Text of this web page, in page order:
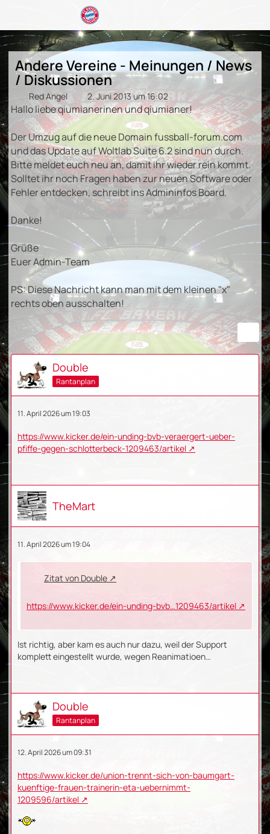
FC Bayern München
Andere Vereine - Meinungen / News
/ Diskussionen
Red Angel 2. Juni 2013 um 16:02
Hallo liebe qiumianerinen und qiumianer!
Der Umzug auf die neue Domain fussball-forum.com
und das Update auf Woltlab Suite 6.2 sind nun durch.
Bitte meldet euch neu an, damit ihr wieder rein kommt.
Solltet ihr noch Fragen haben zur neuen Software oder
Fehler entdecken, schreibt ins Admininfos Board.
Danke!
Grüße
Euer Admin-Team
PS: Diese Nachricht kann man mit dem kleinen "x"
rechts oben ausschalten!
Double
Rantanplan
11. April 2026 um 19:03
https://www.kicker.de/ein-unding-bvb-veraergert-ueber-
pfiffe-gegen-schlotterbeck-1209463/artikel
TheMart
11. April 2026 um 19:04
Zitat von Double
https://www.kicker.de/ein-unding-bvb…1209463/artikel
Ist richtig, aber kam es auch nur dazu, weil der Support
komplett eingestellt wurde, wegen Reanimatioen…
Double
Rantanplan
12. April 2026 um 09:31
https://www.kicker.de/union-trennt-sich-von-baumgart-
kuenftige-frauen-trainerin-eta-uebernimmt-
1209596/artikel